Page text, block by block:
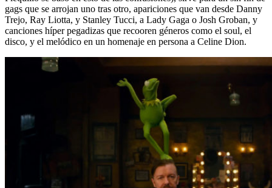
gags que se arrojan uno tras otro, apariciones que van desde Danny
Trejo, Ray Liotta, y Stanley Tucci, a Lady Gaga o Josh Groban, y
canciones híper pegadizas que recooren géneros como el soul, el
disco, y el melódico en un homenaje en persona a Celine Dion.